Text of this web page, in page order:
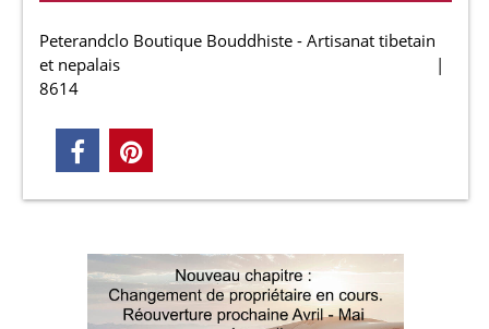
Peterandclo Boutique Bouddhiste - Artisanat tibetain
et nepalais
8614